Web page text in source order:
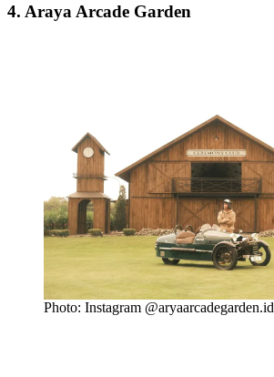
4. Araya Arcade Garden
Photo: Instagram @aryaarcadegarden.id